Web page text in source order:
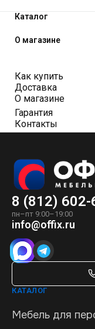
Каталог
О магазине
Как купить
Доставка
О магазине
Гарантия
Контакты
8 (812) 602-
пн–пт 9:00–19:00
info@offix.ru
КАТАЛОГ
Мебель для